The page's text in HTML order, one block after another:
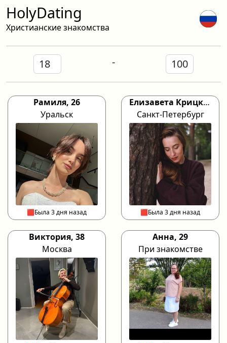
HolyDating
Христианские знакомства
-
Рамиля, 26
Уральск
🟥Была 3 дня назад
Елизавета Крицкая, 37
Санкт-Петербург
🟥Была 3 дня назад
Виктория, 38
Москва
Анна, 29
При знакомстве